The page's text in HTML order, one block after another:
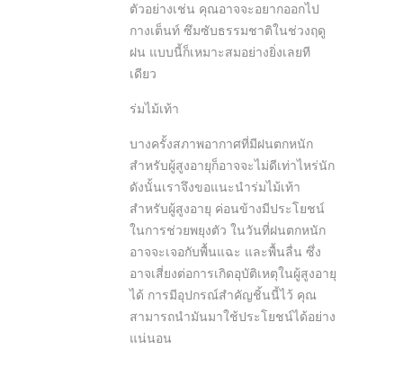
ตัวอย่างเช่น คุณอาจจะอยากออกไป
กางเต็นท์ ซึมซับธรรมชาติในช่วงฤดู
ฝน แบบนี้ก็เหมาะสมอย่างยิ่งเลยที
เดียว
ร่มไม้เท้า
บางครั้งสภาพอากาศที่มีฝนตกหนัก
สำหรับผู้สูงอายุก็อาจจะไม่ดีเท่าไหร่นัก
ดังนั้นเราจึงขอแนะนำร่มไม้เท้า
สำหรับผู้สูงอายุ ค่อนข้างมีประโยชน์
ในการช่วยพยุงตัว ในวันที่ฝนตกหนัก
อาจจะเจอกับพื้นแฉะ และพื้นลื่น ซึ่ง
อาจเสี่ยงต่อการเกิดอุบัติเหตุในผู้สูงอายุ
ได้ การมีอุปกรณ์สำคัญชิ้นนี้ไว้ คุณ
สามารถนำมันมาใช้ประโยชน์ได้อย่าง
แน่นอน